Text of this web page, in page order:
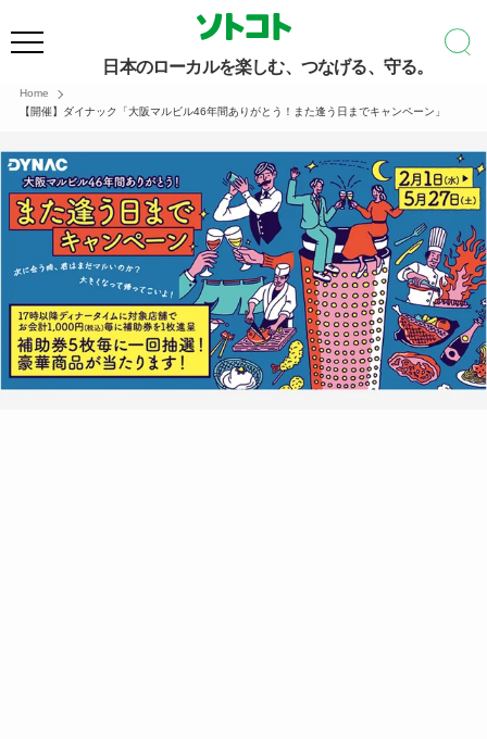
日本のローカルを楽しむ、つなげる、守る。
Home
【開催】ダイナック「大阪マルビル46年間ありがとう！また逢う日までキャンペーン」